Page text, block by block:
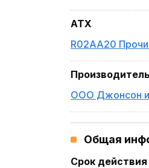
ATX
R02AA20
Производитель
ООО Джонсон и
Общая
Срок